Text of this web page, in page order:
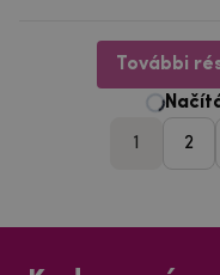
További